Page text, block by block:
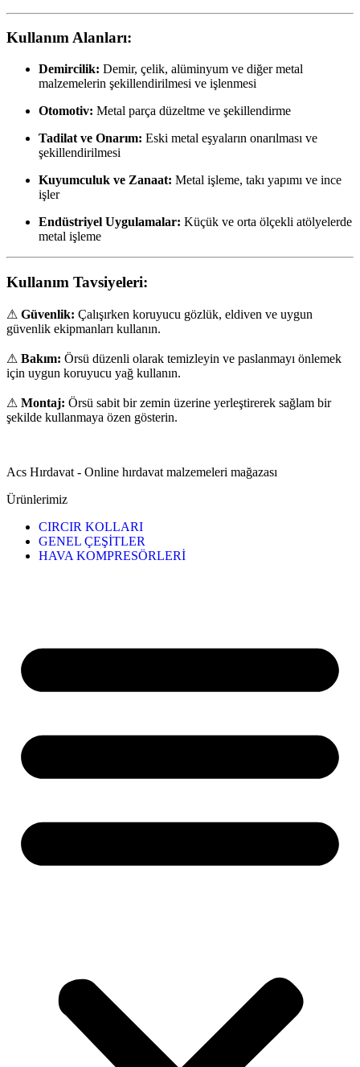
Kullanım Alanları:
Demircilik: Demir, çelik, alüminyum ve diğer metal
malzemelerin şekillendirilmesi ve işlenmesi
Otomotiv: Metal parça düzeltme ve şekillendirme
Tadilat ve Onarım: Eski metal eşyaların onarılması ve
şekillendirilmesi
Kuyumculuk ve Zanaat: Metal işleme, takı yapımı ve ince
işler
Endüstriyel Uygulamalar: Küçük ve orta ölçekli atölyelerde
metal işleme
Kullanım Tavsiyeleri:
⚠ Güvenlik: Çalışırken koruyucu gözlük, eldiven ve uygun
güvenlik ekipmanları kullanın.
⚠ Bakım: Örsü düzenli olarak temizleyin ve paslanmayı önlemek
için uygun koruyucu yağ kullanın.
⚠ Montaj: Örsü sabit bir zemin üzerine yerleştirerek sağlam bir
şekilde kullanmaya özen gösterin.
Acs Hırdavat - Online hırdavat malzemeleri mağazası
Ürünlerimiz
CIRCIR KOLLARI
GENEL ÇEŞİTLER
HAVA KOMPRESÖRLERİ